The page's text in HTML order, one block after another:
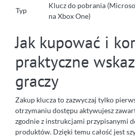
Typ
Klucz do pobrania
na Xbox One)
Jak kupować i
praktyczne
graczy
Zakup klucza to zazwyczaj tylko
otrzymaniu dostępu aktywujesz
zgodnie z instrukcjami przypisanymi
produktów. Dzięki temu całość jest